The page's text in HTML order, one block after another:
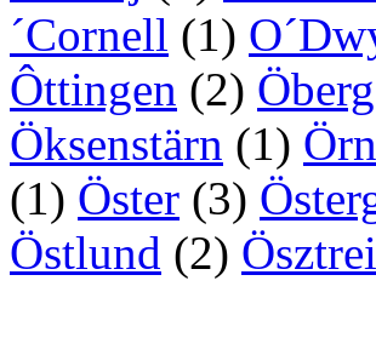
´Cornell (1)
Ôttingen (2) Öberg
Öksenstärn (1) Örn
(1) Öster (3)
Östlund (2)